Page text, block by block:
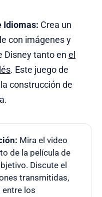
Idiomas: Crea un
con imágenes y
Disney tanto en el
. Este juego de
construcción de
Mira el video
de la película de
Discute el
transmitidas,
entre los